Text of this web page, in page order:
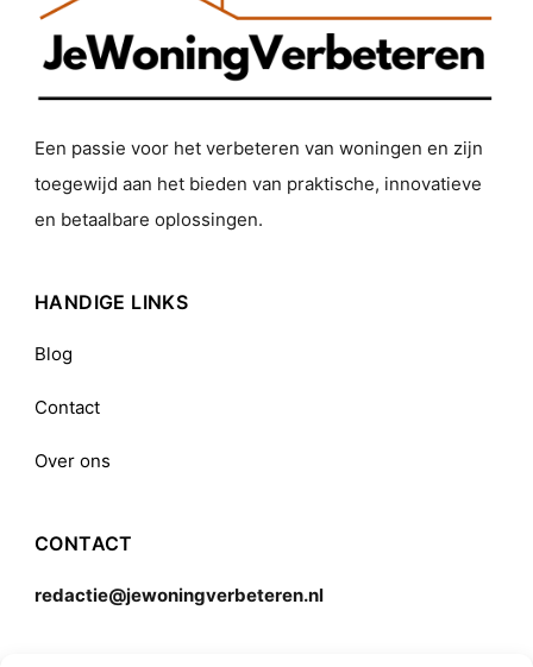
Een passie voor het verbeteren van woningen en zijn
toegewijd aan het bieden van praktische, innovatieve
en betaalbare oplossingen.
HANDIGE LINKS
Blog
Contact
Over ons
CONTACT
redactie@jewoningverbeteren.nl